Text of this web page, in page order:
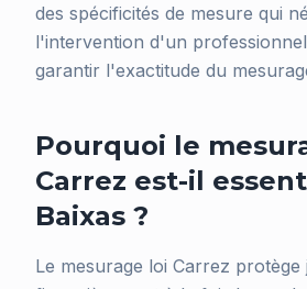
des spécificités de mesure qui
l'intervention d'un
garantir l'exactitude du
Pourquoi le
Carrez est-il
Baixas ?
Le mesurage loi Carrez protège